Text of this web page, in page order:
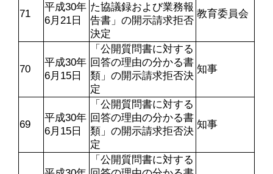
71
平成30年
6月21日
た協議録および業務報
告書」の開示請求拒否
決定
教育委員会
70
平成30年
6月15日
「公開質問書に対する
回答の理由の分かる書
類」の開示請求拒否決
定
知事
69
平成30年
6月15日
「公開質問書に対する
回答の理由の分かる書
類」の開示請求拒否決
定
知事
「公開質問書に対する